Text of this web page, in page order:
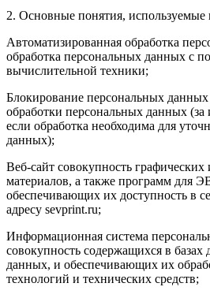
2. Основные понятия, используемые
Автоматизированная обработка
обработка персональных данных с
вычислительной техники;
Блокирование персональных
обработки персональных данных (за
если обработка необходима для
данных);
Веб-сайт совокупность
материалов, а также программ для
обеспечивающих их доступность в
адресу sevprint.ru;
Информационная система
совокупность содержащихся в
данных, и обеспечивающих их
технологий и технических средств;